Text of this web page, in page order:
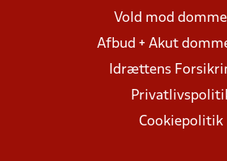
Vold mod
Afbud + Akut
Idrættens
Cookiepolitik